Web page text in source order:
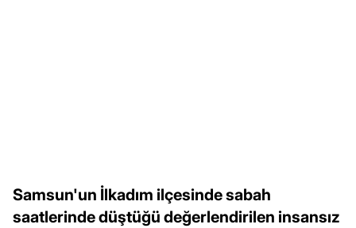
Samsun'un İlkadım ilçesinde sabah
saatlerinde düştüğü değerlendirilen insansız